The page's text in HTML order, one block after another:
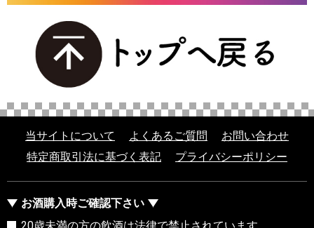
当サイトについて よくあるご質問
お問い合わせ
特定商取引法に基づく表記
プライバシーポリシー
お酒購入時ご確認下さい